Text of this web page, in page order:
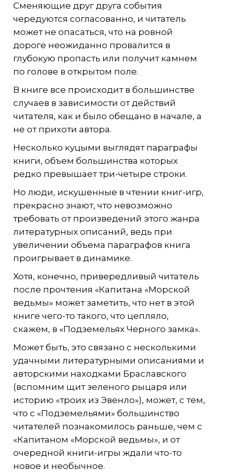
Сменяющие друг друга события
чередуются согласованно, и читатель
может не опасаться, что на ровной
дороге неожиданно провалится в
глубокую пропасть или получит камнем
по голове в открытом поле.
В книге все происходит в большинстве
случаев в зависимости от действий
читателя, как и было обещано в начале, а
не от прихоти автора.
Несколько куцыми выглядят параграфы
книги, объем большинства которых
редко превышает три-четыре строки.
Но люди, искушенные в чтении книг-игр,
прекрасно знают, что невозможно
требовать от произведений этого жанра
литературных описаний, ведь при
увеличении объема параграфов книга
проигрывает в динамике.
Хотя, конечно, привередливый читатель
после прочтения «Капитана «Морской
ведьмы» может заметить, что нет в этой
книге чего-то такого, что цепляло,
скажем, в «Подземельях Черного замка».
Может быть, это связано с несколькими
удачными литературными описаниями и
авторскими находками Браславского
(вспомним щит зеленого рыцаря или
историю «троих из Эвенло»), может, с тем,
что с «Подземельями» большинство
читателей познакомилось раньше, чем с
«Капитаном «Морской ведьмы», и от
очередной книги-игры ждали что-то
новое и необычное.